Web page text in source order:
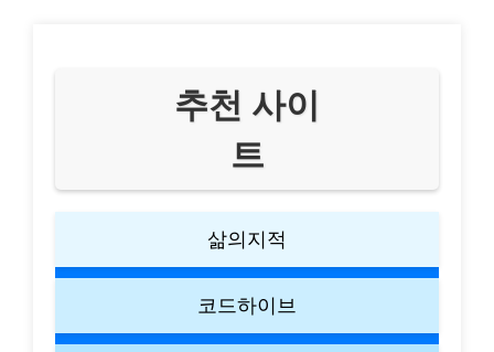
추천 사이
트
삶의지적
코드하이브